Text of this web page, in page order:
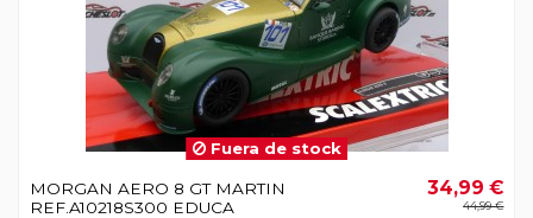
Fuera de stock
MORGAN AERO 8 GT MARTIN
REF.A10218S300 EDUCA
34,99 €
44,99 €